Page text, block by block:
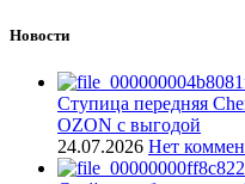
Новости
Ступица передняя
OZON с выгодой
24.07.2026 Нет